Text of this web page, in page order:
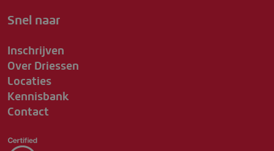
Snel naar
Inschrijven
Over Driessen
Locaties
Kennisbank
Contact